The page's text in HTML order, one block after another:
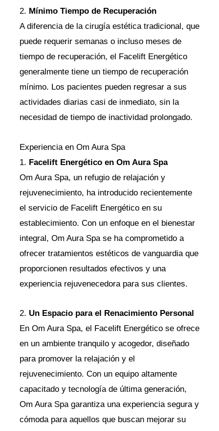
2. Mínimo Tiempo de Recuperación
A diferencia de la cirugía estética tradicional, que
puede requerir semanas o incluso meses de
tiempo de recuperación, el Facelift Energético
generalmente tiene un tiempo de recuperación
mínimo. Los pacientes pueden regresar a sus
actividades diarias casi de inmediato, sin la
necesidad de tiempo de inactividad prolongado.
Experiencia en Om Aura Spa
1. Facelift Energético en Om Aura Spa
Om Aura Spa, un refugio de relajación y
rejuvenecimiento, ha introducido recientemente
el servicio de Facelift Energético en su
establecimiento. Con un enfoque en el bienestar
integral, Om Aura Spa se ha comprometido a
ofrecer tratamientos estéticos de vanguardia que
proporcionen resultados efectivos y una
experiencia rejuvenecedora para sus clientes.
2. Un Espacio para el Renacimiento Personal
En Om Aura Spa, el Facelift Energético se ofrece
en un ambiente tranquilo y acogedor, diseñado
para promover la relajación y el
rejuvenecimiento. Con un equipo altamente
capacitado y tecnología de última generación,
Om Aura Spa garantiza una experiencia segura y
cómoda para aquellos que buscan mejorar su